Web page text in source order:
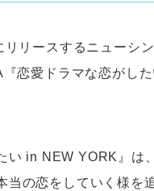
リースするニューシ
恋愛ドラマな恋がし
い in NEW YORK』は
当の恋をしていく様を